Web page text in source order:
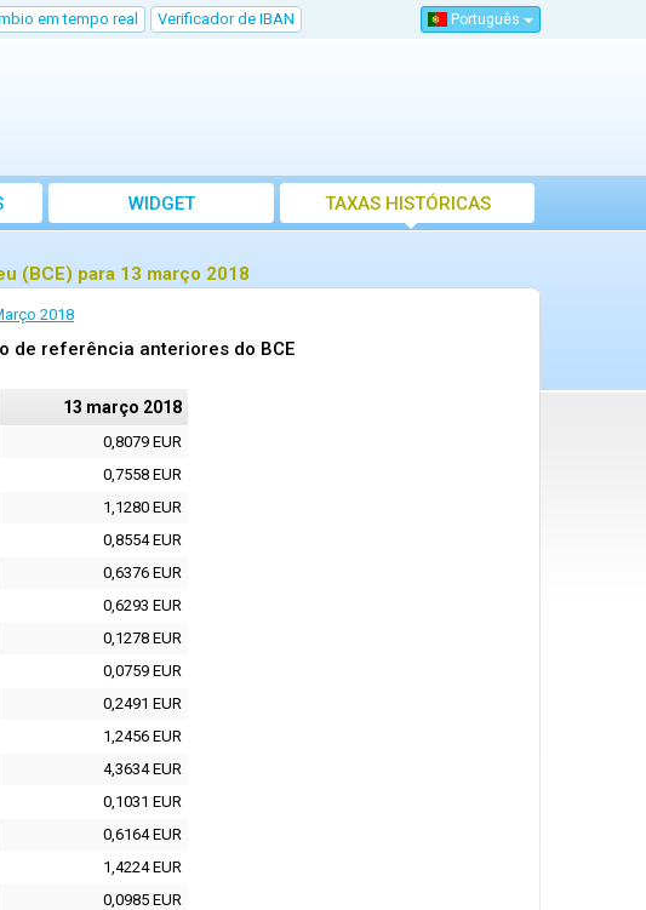
em tempo real Verificador de IBAN Português
WIDGET TAXAS HISTÓRICAS
(BCE) para 13 março 2018
2018
de referência anteriores do BCE
13 março 2018
0,8079 EUR
0,7558 EUR
1,1280 EUR
0,8554 EUR
0,6376 EUR
0,6293 EUR
0,1278 EUR
0,0759 EUR
0,2491 EUR
1,2456 EUR
4,3634 EUR
0,1031 EUR
0,6164 EUR
1,4224 EUR
0,0985 EUR